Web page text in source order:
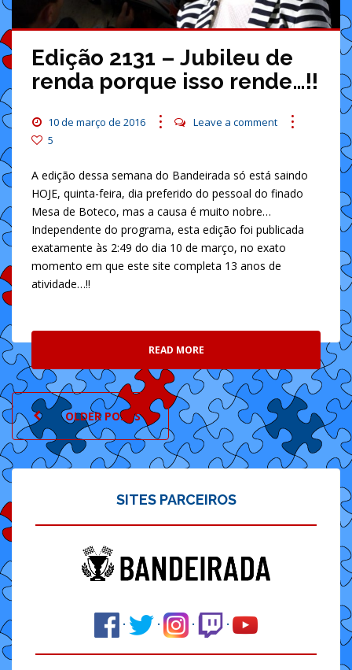
Edição 2131 – Jubileu de
renda porque isso rende…!!
10 de março de 2016
Leave a comment
5
A edição dessa semana do Bandeirada só está saindo
HOJE, quinta-feira, dia preferido do pessoal do finado
Mesa de Boteco, mas a causa é muito nobre…
Independente do programa, esta edição foi publicada
exatamente às 2:49 do dia 10 de março, no exato
momento em que este site completa 13 anos de
atividade…!!
READ MORE
POSTS
NAVIGATION
OLDER POSTS
SITES PARCEIROS
· · · ·